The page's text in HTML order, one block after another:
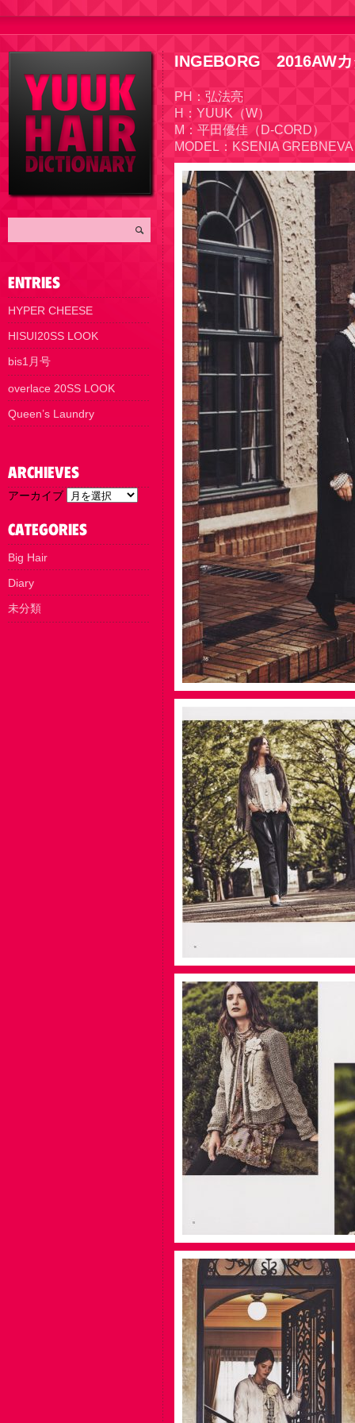
HYPER CHEESE
HISUI20SS LOOK
bis1月号
overlace 20SS LOOK
Queen’s Laundry
アーカイブ
Big Hair
Diary
未分類
INGEBORG 2016AWカ
PH：弘法亮
H：YUUK（W）
M：平田優佳（D-CORD）
MODEL：KSENIA